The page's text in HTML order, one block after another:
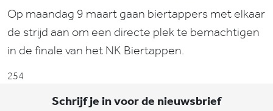
Op maandag 9 maart gaan biertappers met elkaar
de strijd aan om een directe plek te bemachtigen
in de finale van het NK Biertappen.
254
Schrijf je in voor de nieuwsbrief